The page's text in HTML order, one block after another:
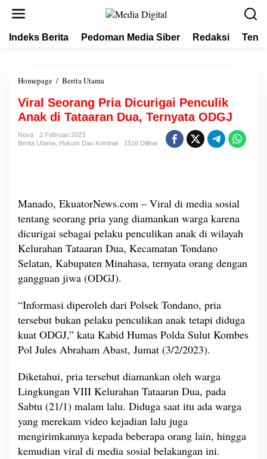
Indeks Berita Pedoman Media Siber Redaksi
Homepage / Berita Utama
r
a
S
P
r
i
a
i
u
r
i
a
P
e
n
u
l
i
Viral Seorang Pria Dicurigai Penculik
Anak di Tataaran Dua, Ternyata ODGJ
Nova
3 Februari 2023
Berita Utama Hukum Dan Kriminal 1516 Dilihat
Manado, EkuatorNews.com – Viral di media sosial
tentang seorang pria yang diamankan warga karena
dicurigai sebagai pelaku penculikan anak di wilayah
Kelurahan Tataaran Dua, Kecamatan Tondano
Selatan, Kabupaten Minahasa, ternyata orang dengan
gangguan jiwa (ODGJ).
“Informasi diperoleh dari Polsek Tondano, pria
tersebut bukan pelaku penculikan anak tetapi diduga
kuat ODGJ,” kata Kabid Humas Polda Sulut Kombes
Pol Jules Abraham Abast, Jumat (3/2/2023).
Diketahui, pria tersebut diamankan oleh warga
Lingkungan VIII Kelurahan Tataaran Dua, pada
Sabtu (21/1) malam lalu. Diduga saat itu ada warga
yang merekam video kejadian lalu juga
mengirimkannya kepada beberapa orang lain, hingga
kemudian viral di media sosial belakangan ini.